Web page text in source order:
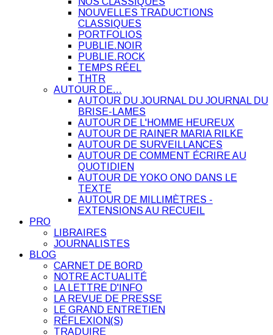
NOUVELLES TRADUCTIONS
CLASSIQUES
PORTFOLIOS
PUBLIE.NOIR
PUBLIE.ROCK
TEMPS RÉEL
THTR
AUTOUR DE…
AUTOUR DU JOURNAL DU JOURNAL DU
BRISE-LAMES
AUTOUR DE L'HOMME HEUREUX
AUTOUR DE RAINER MARIA RILKE
AUTOUR DE SURVEILLANCES
AUTOUR DE COMMENT ÉCRIRE AU
QUOTIDIEN
AUTOUR DE YOKO ONO DANS LE
TEXTE
AUTOUR DE MILLIMÈTRES -
EXTENSIONS AU RECUEIL
PRO
LIBRAIRES
JOURNALISTES
BLOG
CARNET DE BORD
NOTRE ACTUALITÉ
LA LETTRE D'INFO
LA REVUE DE PRESSE
LE GRAND ENTRETIEN
RÉFLEXION(S)
TRADUIRE